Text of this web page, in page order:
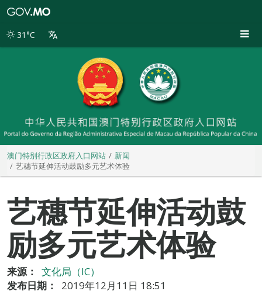
别
31°C
澳门特别行政区政府入口网站
新闻
艺穗节延伸活动鼓励多元艺术体验
艺穗节延伸活动鼓
励多元艺术体验
来源：
文化局（IC）
发布日期：
2019年12月11日 18:51